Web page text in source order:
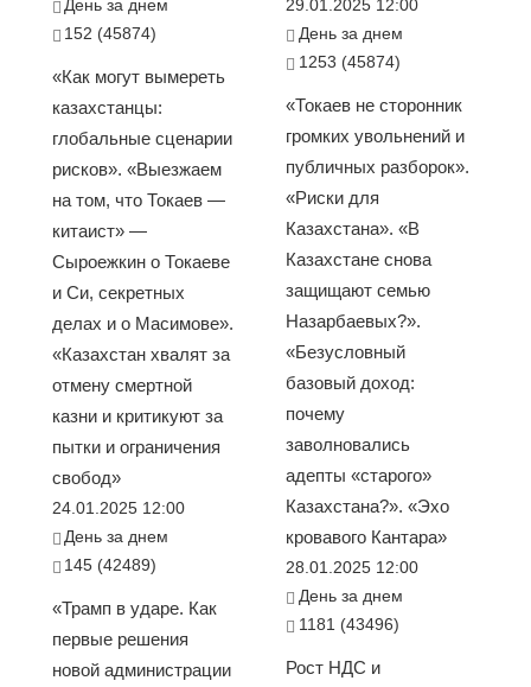
День за днем
152 (45874)
«Как могут вымереть
казахстанцы:
глобальные сценарии
рисков». «Выезжаем
на том, что Токаев —
китаист» —
Сыроежкин о Токаеве
и Си, секретных
делах и о Масимове».
«Казахстан хвалят за
отмену смертной
казни и критикуют за
пытки и ограничения
свобод»
24.01.2025 12:00
День за днем
145 (42489)
«Трамп в ударе. Как
первые решения
новой администрации
29.01.2025 12:00
День за днем
1253 (45874)
«Токаев не сторонник
громких увольнений и
публичных разборок».
«Риски для
Казахстана». «В
Казахстане снова
защищают семью
Назарбаевых?».
«Безусловный
базовый доход:
почему
заволновались
адепты «старого»
Казахстана?». «Эхо
кровавого Кантара»
28.01.2025 12:00
День за днем
1181 (43496)
Рост НДС и